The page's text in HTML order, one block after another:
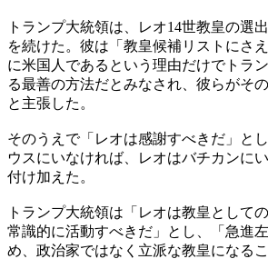
トランプ大統領は、レオ14世教皇の選
を続けた。彼は「教皇候補リストにさ
に米国人であるという理由だけでトラ
る最善の方法だとみなされ、彼らがそ
と主張した。
そのうえで「レオは感謝すべきだ」と
ウスにいなければ、レオはバチカンに
付け加えた。
トランプ大統領は「レオは教皇として
常識的に活動すべきだ」とし、「急進
め、政治家ではなく立派な教皇になる